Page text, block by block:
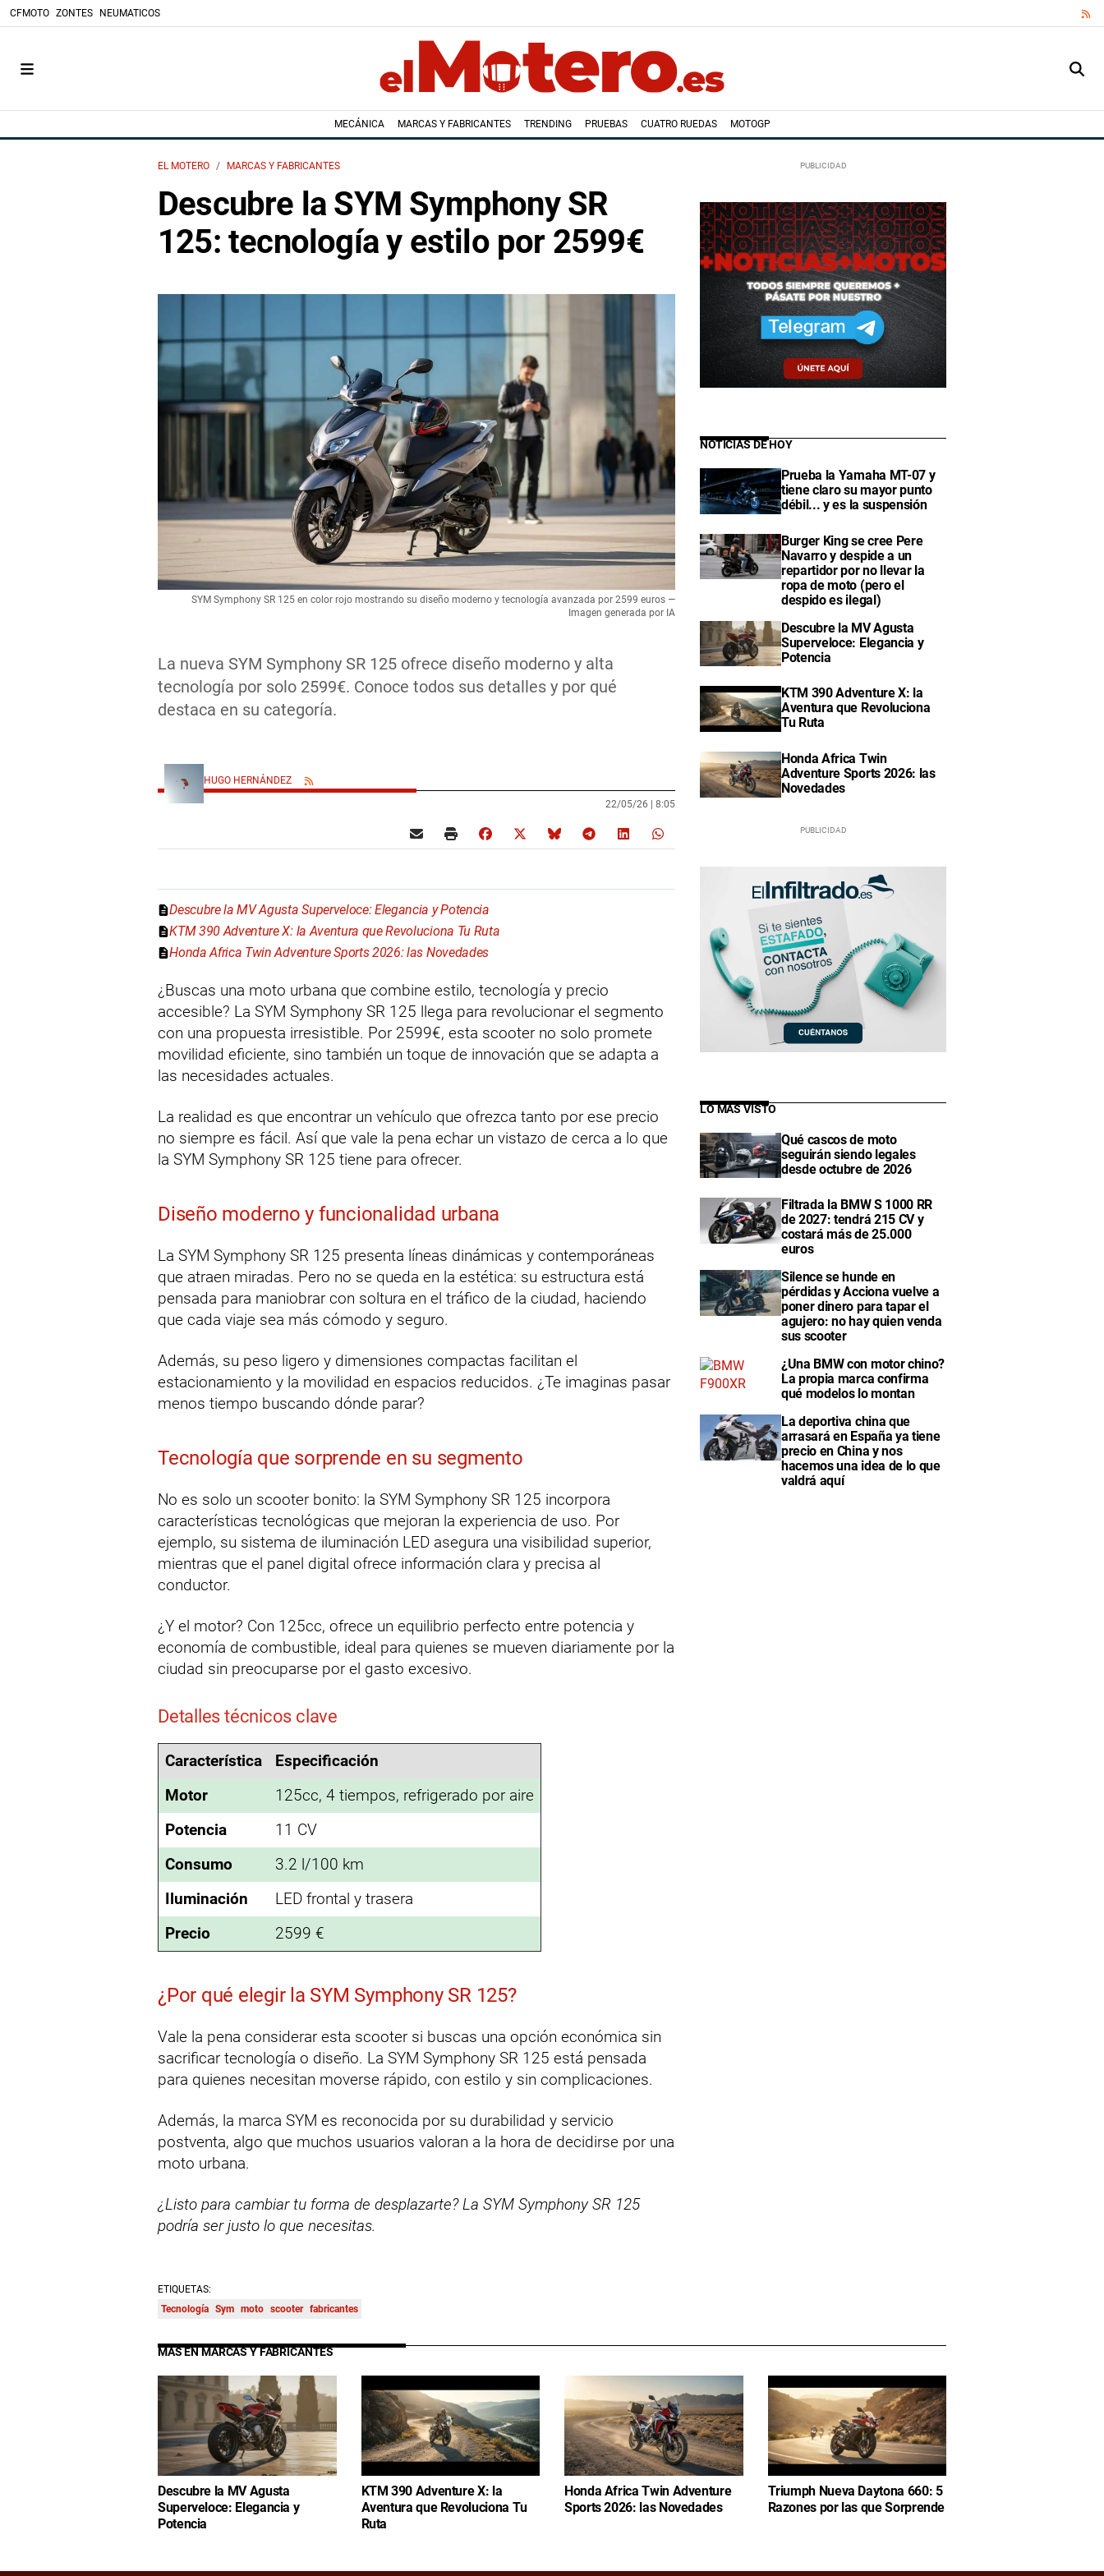
CFMOTO ZONTES NEUMATICOS
MECÁNICA MARCAS Y FABRICANTES TRENDING PRUEBAS CUATRO RUEDAS MOTOGP
EL MOTERO MARCAS Y FABRICANTES
Descubre la SYM Symphony SR
125: tecnología y estilo por 2599€
La nueva SYM Symphony SR 125 ofrece diseño moderno y alta
tecnología por solo 2599€. Conoce todos sus detalles y por qué
destaca en su categoría.
SYM Symphony SR 125 en color rojo mostrando su diseño moderno y tecnología avanzada por 2599 euros —
Imagen generada por IA
HUGO HERNÁNDEZ
22/05/26 | 8:05
Descubre la MV Agusta Superveloce: Elegancia y Potencia
KTM 390 Adventure X: la Aventura que Revoluciona Tu Ruta
Honda Africa Twin Adventure Sports 2026: las Novedades
¿Buscas una moto urbana que combine estilo, tecnología y precio
accesible? La SYM Symphony SR 125 llega para revolucionar el segmento
con una propuesta irresistible. Por 2599€, esta scooter no solo promete
movilidad eficiente, sino también un toque de innovación que se adapta a
las necesidades actuales.
La realidad es que encontrar un vehículo que ofrezca tanto por ese precio
no siempre es fácil. Así que vale la pena echar un vistazo de cerca a lo que
la SYM Symphony SR 125 tiene para ofrecer.
Diseño moderno y funcionalidad urbana
La SYM Symphony SR 125 presenta líneas dinámicas y contemporáneas
que atraen miradas. Pero no se queda en la estética: su estructura está
pensada para maniobrar con soltura en el tráfico de la ciudad, haciendo
que cada viaje sea más cómodo y seguro.
Además, su peso ligero y dimensiones compactas facilitan el
estacionamiento y la movilidad en espacios reducidos. ¿Te imaginas pasar
menos tiempo buscando dónde parar?
Tecnología que sorprende en su segmento
No es solo un scooter bonito: la SYM Symphony SR 125 incorpora
características tecnológicas que mejoran la experiencia de uso. Por
ejemplo, su sistema de iluminación LED asegura una visibilidad superior,
mientras que el panel digital ofrece información clara y precisa al
conductor.
¿Y el motor? Con 125cc, ofrece un equilibrio perfecto entre potencia y
economía de combustible, ideal para quienes se mueven diariamente por la
ciudad sin preocuparse por el gasto excesivo.
Detalles técnicos clave
Característica
Especificación
Motor
125cc, 4 tiempos, refrigerado por aire
Potencia
11 CV
Consumo
3.2 l/100 km
Iluminación
LED frontal y trasera
Precio
2599 €
¿Por qué elegir la SYM Symphony SR 125?
Vale la pena considerar esta scooter si buscas una opción económica sin
sacrificar tecnología o diseño. La SYM Symphony SR 125 está pensada
para quienes necesitan moverse rápido, con estilo y sin complicaciones.
Además, la marca SYM es reconocida por su durabilidad y servicio
postventa, algo que muchos usuarios valoran a la hora de decidirse por una
moto urbana.
¿Listo para cambiar tu forma de desplazarte? La SYM Symphony SR 125
podría ser justo lo que necesitas.
ETIQUETAS:
Tecnología Sym moto scooter fabricantes
NOTICIAS DE HOY
Prueba la Yamaha MT-07 y
tiene claro su mayor punto
débil... y es la suspensión
Burger King se cree Pere
Navarro y despide a un
repartidor por no llevar la
ropa de moto (pero el
despido es ilegal)
Descubre la MV Agusta
Superveloce: Elegancia y
Potencia
KTM 390 Adventure X: la
Aventura que Revoluciona
Tu Ruta
Honda Africa Twin
Adventure Sports 2026: las
Novedades
LO MÁS VISTO
Qué cascos de moto
seguirán siendo legales
desde octubre de 2026
Filtrada la BMW S 1000 RR
de 2027: tendrá 215 CV y
costará más de 25.000
euros
Silence se hunde en
pérdidas y Acciona vuelve a
poner dinero para tapar el
agujero: no hay quien venda
sus scooter
¿Una BMW con motor chino?
La propia marca confirma
qué modelos lo montan
La deportiva china que
arrasará en España ya tiene
precio en China y nos
hacemos una idea de lo que
valdrá aquí
MÁS EN MARCAS Y FABRICANTES
Descubre la MV Agusta
Superveloce: Elegancia y
Potencia
KTM 390 Adventure X: la
Aventura que Revoluciona Tu
Ruta
Honda Africa Twin Adventure
Sports 2026: las Novedades
Triumph Nueva Daytona 660: 5
Razones por las que Sorprende